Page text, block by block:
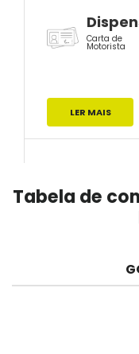
Carta de
Motorista
LER MAIS
Tabela de